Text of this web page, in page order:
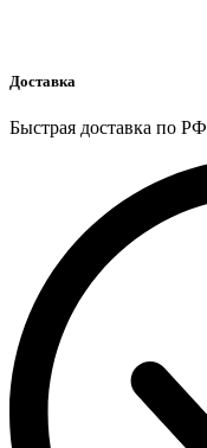
Доставка
Быстрая доставка по РФ